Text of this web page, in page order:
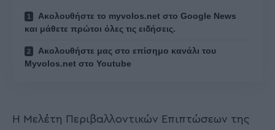
Ακολουθήστε το myvolos.net στο Google News
και μάθετε πρώτοι όλες τις ειδήσεις.
Ακολουθήστε μας στο επίσημο κανάλι του
Myvolos.net στο Youtube
Η Μελέτη Περιβαλλοντικών Επιπτώσεων της